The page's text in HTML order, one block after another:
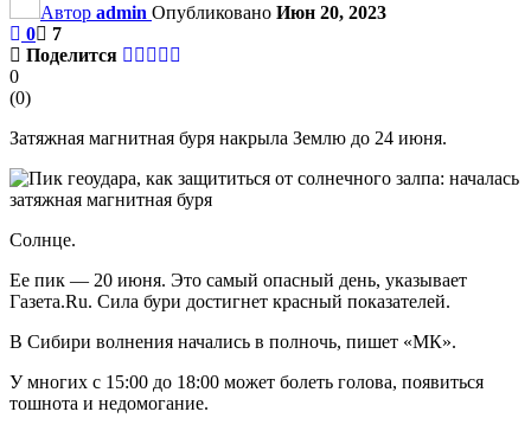
Автор admin Опубликовано Июн 20, 2023
0
7
Поделится
0
(0)
Затяжная магнитная буря накрыла Землю до 24 июня.
Солнце.
Ее пик — 20 июня. Это самый опасный день, указывает
Газета.Ru. Сила бури достигнет красный показателей.
В Сибири волнения начались в полночь, пишет «МК».
У многих с 15:00 до 18:00 может болеть голова, появиться
тошнота и недомогание.